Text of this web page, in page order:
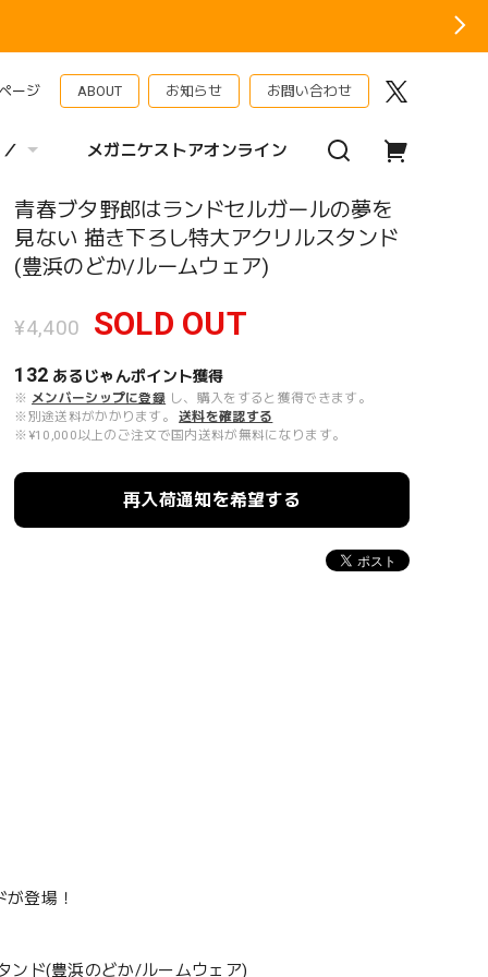
ージ ABOUT お知らせ お問い合わせ
メガニケストアオンライン
青春ブタ野郎はランドセルガールの夢を
見ない 描き下ろし特大アクリルスタンド
(豊浜のどか/ルームウェア)
¥4,400 SOLD OUT
132 あるじゃんポイント獲得
※ メンバーシップに登録 し、購入をすると獲得できます。
※別途送料がかかります。
送料を確認する
※¥10,000以上のご注文で国内送料が無料になります。
再入荷通知を希望する
登場！
ンド(豊浜のどか/ルームウェア)